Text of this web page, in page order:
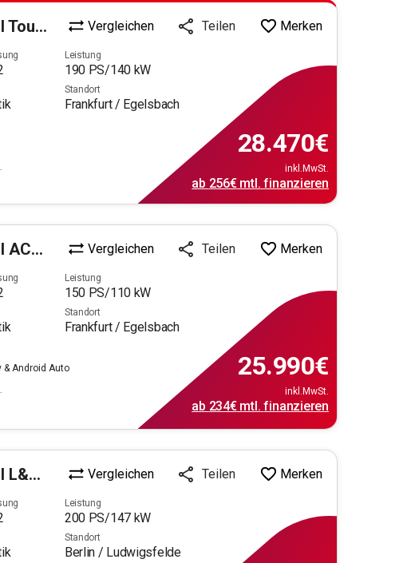
6d) Vergleichen Teilen Merken
Leistung
190 PS/140 kW
Standort
Frankfurt / Egelsbach
28.470€
inkl.MwSt.
ab 256€mtl. finanzieren
6d) Vergleichen Teilen Merken
Leistung
150 PS/110 kW
Standort
Frankfurt / Egelsbach
& Android Auto
25.990€
inkl.MwSt.
ab 234€mtl. finanzieren
6d) Vergleichen Teilen Merken
Leistung
200 PS/147 kW
Standort
Berlin / Ludwigsfelde